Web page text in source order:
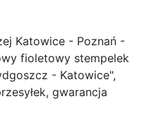
Katowice - Poznań -
fioletowy stempelek
- Katowice",
gwarancja